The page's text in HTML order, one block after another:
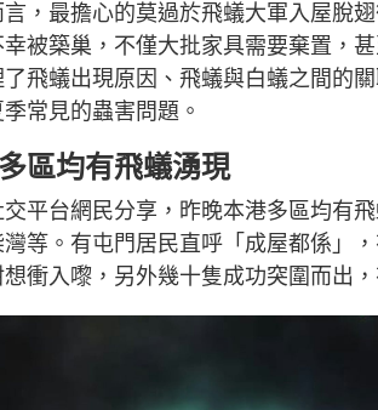
，最擔心的莫過於飛蟻大軍入屋脫
被築巢，不僅大批家具需要棄置，
了飛蟻出現原因、飛蟻與白蟻之間的
常見的蟲害問題。
區均有飛蟻湧現
平台網民分享，昨晚本港多區均有
灣等。有屯門居民直呼「成屋都係」
衝入嚟，另外幾十隻成功突圍而出，